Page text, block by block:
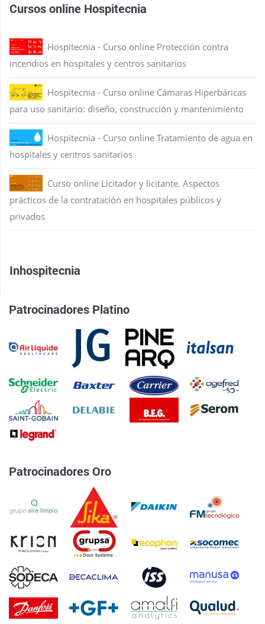
Cursos online Hospitecnia
Hospitecnia - Curso online Protección contra
incendios en hospitales y centros sanitarios
Hospitecnia - Curso online Cámaras Hiperbáricas
para uso sanitario: diseño, construcción y mantenimiento
Hospitecnia - Curso online Tratamiento de agua en
hospitales y centros sanitarios
Curso online Licitador y licitante. Aspectos
prácticos de la contratación en hospitales públicos y
privados
Inhospitecnia
Patrocinadores Platino
Patrocinadores Oro